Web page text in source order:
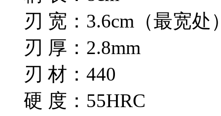
刃 宽：3.6cm（最宽处
刃 厚：2.8mm
刃 材：440
硬 度：55HRC